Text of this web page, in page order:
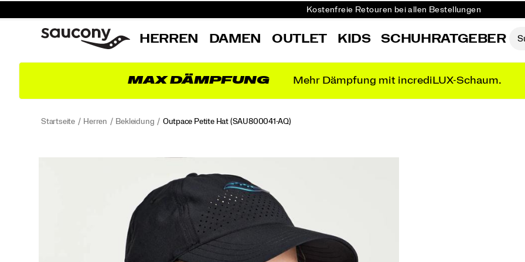
Kostenfreie Retouren bei allen Bestellungen
HERREN DAMEN OUTLET KIDS SCHUHRATGEBER
MAX DÄMPFUNG Mehr Dämpfung mit incrediLUX-Schaum.
Startseite Herren Bekleidung Outpace Petite Hat (SAU800041-AQ)